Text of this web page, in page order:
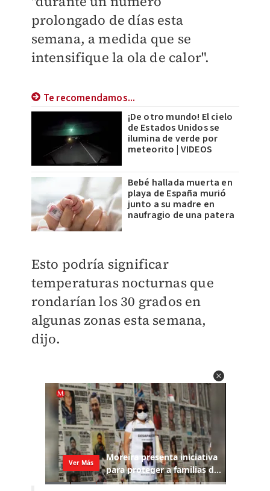
prolongado de días esta
semana, a medida que se
intensifique la ola de calor".
Te recomendamos...
¡De otro mundo! El cielo
de Estados Unidos se
ilumina de verde por
meteorito | VIDEOS
Bebé hallada muerta en
playa de España murió
junto a su madre en
naufragio de una patera
Esto podría significar
temperaturas nocturnas que
rondarían los 30 grados en
algunas zonas esta semana,
dijo.